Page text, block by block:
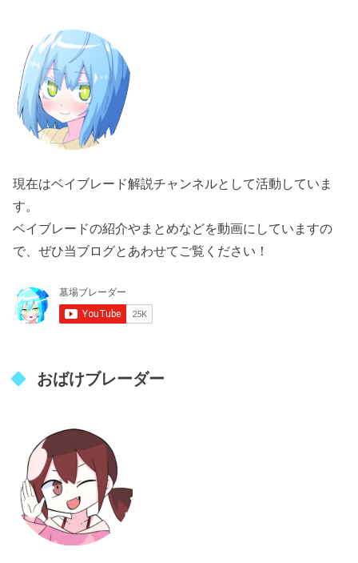
現在はベイブレード解説チャンネルとして活動していま
す。
ベイブレードの紹介やまとめなどを動画にしていますの
で、ぜひ当ブログとあわせてご覧ください！
おばけブレーダー